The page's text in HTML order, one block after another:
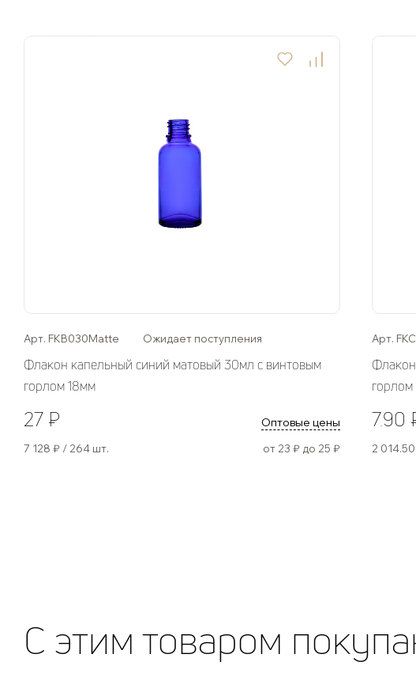
Арт. FKB030Matte Ожидает поступления
Флакон капельный синий матовый 30мл с винтовым
горлом 18мм
27 ₽ Оптовые цены
7 128 ₽ / 264 шт. от 23 ₽ до 25 ₽
Арт.
7.90
2
C этим товаром